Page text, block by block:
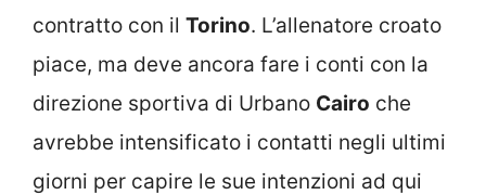
contratto con il Torino. L’allenatore croato
piace, ma deve ancora fare i conti con la
direzione sportiva di Urbano Cairo che
avrebbe intensificato i contatti negli ultimi
giorni per capire le sue intenzioni ad qui